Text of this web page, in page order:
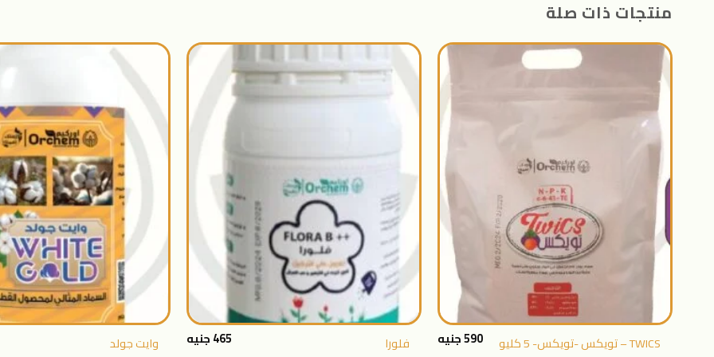
منتجات ذات صلة
اضافة
الى
المنتجات
TWICS – تويكس -تويكس- 5 كليو 590جنيه فلورا 465جنيه وايت جولد